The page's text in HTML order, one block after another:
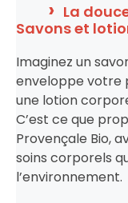
La
Savons et
Imaginez un
enveloppe votre
une lotion
C’est ce que
Provençale Bio,
soins corporels
l’environnement.